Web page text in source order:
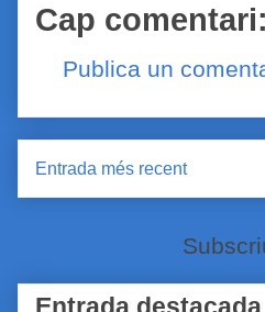
Cap comentari:
Publica un
Entrada més recent